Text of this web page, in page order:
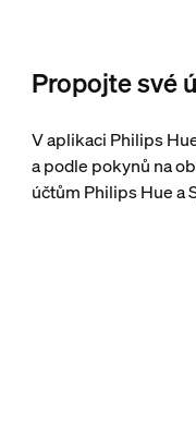
Propojte své
V aplikaci Philips
a podle pokynů na
účtům Philips Hue a